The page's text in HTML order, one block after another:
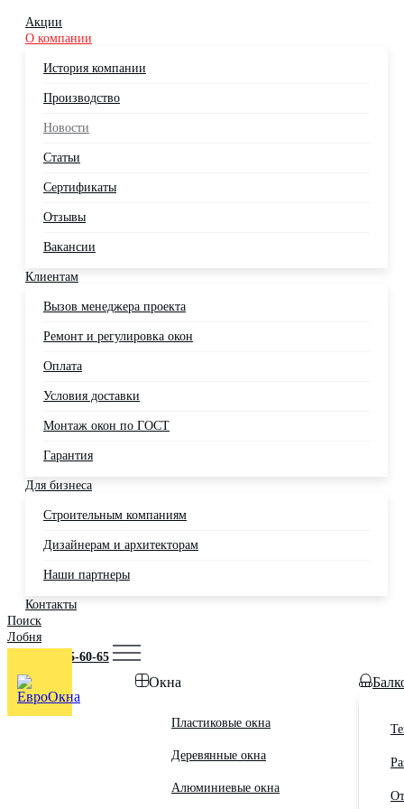
Акции
О компании
История компании
Производство
Новости
Статьи
Сертификаты
Отзывы
Вакансии
Клиентам
Вызов менеджера проекта
Ремонт и регулировка окон
Оплата
Условия доставки
Монтаж окон по ГОСТ
Гарантия
Для бизнеса
Строительным компаниям
Дизайнерам и архитекторам
Наши партнеры
Контакты
Поиск
Лобня
+7 (495) 725-60-65
Окна
Пластиковые окна
Деревянные окна
Алюминиевые окна